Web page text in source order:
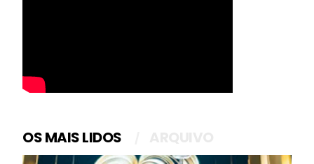
OS MAIS LIDOS